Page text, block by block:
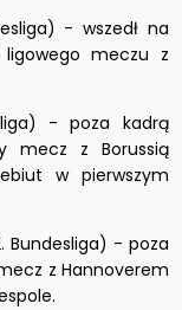
- wszedł na
meczu z
- poza kadrą
mecz z Borussią
w pierwszym
Bundesliga) - poza
z Hannoverem